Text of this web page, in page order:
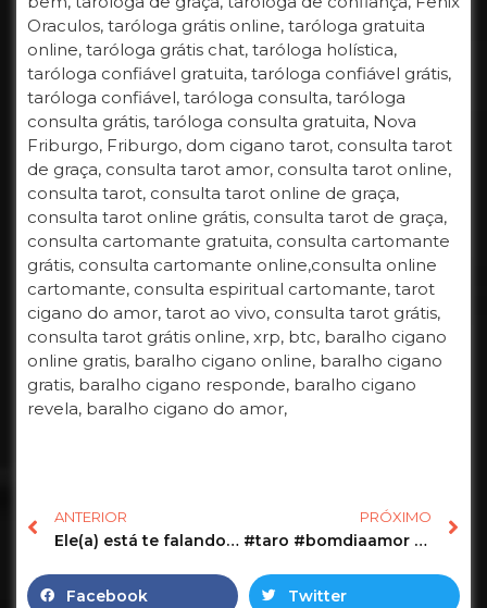
Oraculos, taróloga grátis online, taróloga gratuita
online, taróloga grátis chat, taróloga holística,
taróloga confiável gratuita, taróloga confiável grátis,
taróloga confiável, taróloga consulta, taróloga
consulta grátis, taróloga consulta gratuita, Nova
Friburgo, Friburgo, dom cigano tarot, consulta tarot
de graça, consulta tarot amor, consulta tarot online,
consulta tarot, consulta tarot online de graça,
consulta tarot online grátis, consulta tarot de graça,
consulta cartomante gratuita, consulta cartomante
grátis, consulta cartomante online,consulta online
cartomante, consulta espiritual cartomante, tarot
cigano do amor, tarot ao vivo, consulta tarot grátis,
consulta tarot grátis online, xrp, btc, baralho cigano
online gratis, baralho cigano online, baralho cigano
gratis, baralho cigano responde, baralho cigano
revela, baralho cigano do amor,
ANTERIOR
Ele(a) está te falando a verdade? #tarô #cartasdetarô #leituradetarô #tarot #tarosignos
PRÓXIMO
#taro #bomdiaamor #amor #baralho #tarot #baralhociganogratis #gratidão #mensagensdivinas #bomdia
Facebook Twitter